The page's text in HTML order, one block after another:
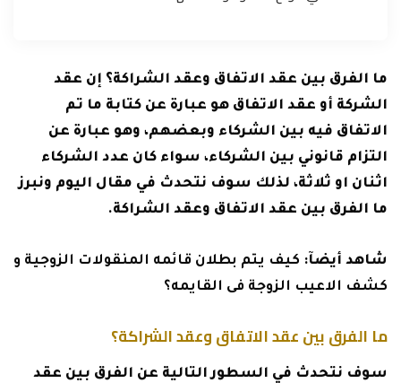
ما الفرق بين عقد الاتفاق وعقد الشراكة؟ إن عقد
الشركة أو عقد الاتفاق هو عبارة عن كتابة ما تم
الاتفاق فيه بين الشركاء وبعضهم، وهو عبارة عن
التزام قانوني بين الشركاء، سواء كان عدد الشركاء
اثنان او ثلاثة، لذلك سوف نتحدث في مقال اليوم ونبرز
ما الفرق بين عقد الاتفاق وعقد الشراكة.
شاهد أيضآ: كيف يتم بطلان قائمه المنقولات الزوجية و
كشف الاعيب الزوجة فى القايمه؟
ما الفرق بين عقد الاتفاق وعقد الشراكة؟
سوف نتحدث في السطور التالية عن الفرق بين عقد